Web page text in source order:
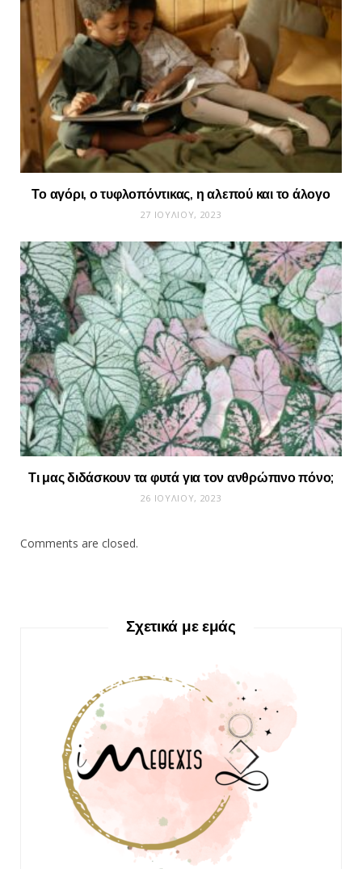
Το αγόρι, ο τυφλοπόντικας, η αλεπού και το άλογο
27 ΙΟΥΛΊΟΥ, 2023
Τι μας διδάσκουν τα φυτά για τον ανθρώπινο πόνο;
26 ΙΟΥΛΊΟΥ, 2023
Comments are closed.
Σχετικά με εμάς